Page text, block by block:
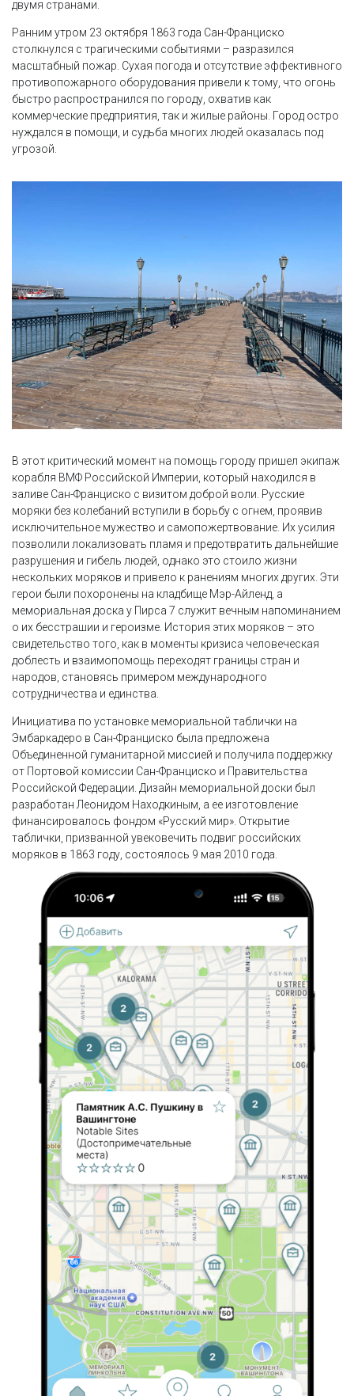
двумя странами.
Ранним утром 23 октября 1863 года Сан-Франциско
столкнулся с трагическими событиями – разразился
масштабный пожар. Сухая погода и отсутствие эффективного
противопожарного оборудования привели к тому, что огонь
быстро распространился по городу, охватив как
коммерческие предприятия, так и жилые районы. Город остро
нуждался в помощи, и судьба многих людей оказалась под
угрозой.
В этот критический момент на помощь городу пришел экипаж
корабля ВМФ Российской Империи, который находился в
заливе Сан-Франциско с визитом доброй воли. Русские
моряки без колебаний вступили в борьбу с огнем, проявив
исключительное мужество и самопожертвование. Их усилия
позволили локализовать пламя и предотвратить дальнейшие
разрушения и гибель людей, однако это стоило жизни
нескольких моряков и привело к ранениям многих других. Эти
герои были похоронены на кладбище Мэр-Айленд, а
мемориальная доска у Пирса 7 служит вечным напоминанием
о их бесстрашии и героизме. История этих моряков – это
свидетельство того, как в моменты кризиса человеческая
доблесть и взаимопомощь переходят границы стран и
народов, становясь примером международного
сотрудничества и единства.
Инициатива по установке мемориальной таблички на
Эмбаркадеро в Сан-Франциско была предложена
Объединенной гуманитарной миссией и получила поддержку
от Портовой комиссии Сан-Франциско и Правительства
Российской Федерации. Дизайн мемориальной доски был
разработан Леонидом Находкиным, а ее изготовление
финансировалось фондом «Русский мир». Открытие
таблички, призванной увековечить подвиг российских
моряков в 1863 году, состоялось 9 мая 2010 года.